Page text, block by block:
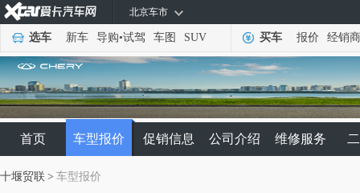
北京车市
选车 新车 导购•试驾 车图 SUV 买车 报价 经销商
首页 车型报价 促销信息 公司介绍 维修服务
十堰贸联 > 车型报价